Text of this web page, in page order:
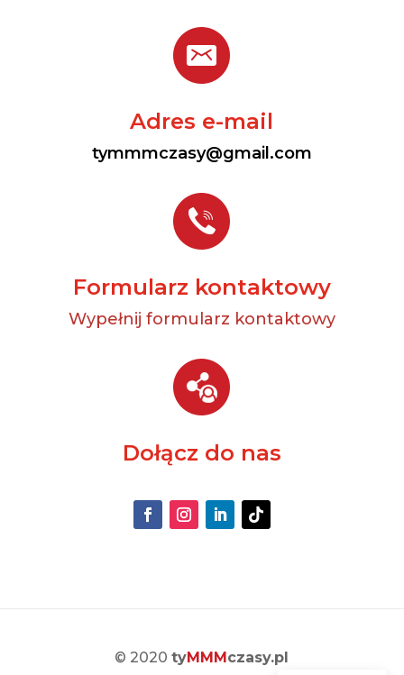
Adres e-mail
tymmmczasy@gmail.com
Formularz kontaktowy
Wypełnij formularz kontaktowy
Dołącz do nas
© 2020tyMMM czasy.pl